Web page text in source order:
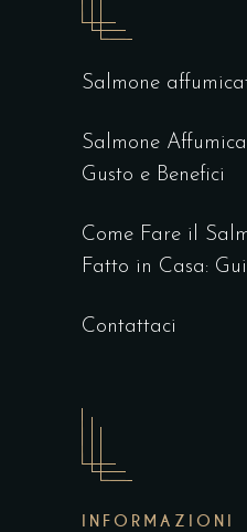
Salmone
Salmone
Gusto e Benefici
Come Fare il
Fatto in Casa:
Contattaci
INFORMAZIONI